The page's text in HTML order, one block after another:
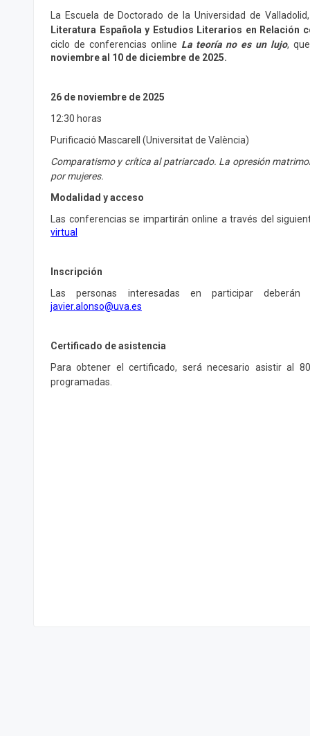
La Escuela de Doctorado de la Universidad de
Literatura Española y Estudios Literarios en Relación
ciclo de conferencias online La teoría no es un lujo,
noviembre al 10 de diciembre de 2025.
26 de noviembre de 2025
12:30 horas
Purificació Mascarell (Universitat de València)
Comparatismo y crítica al patriarcado. La opresión
por mujeres.
Modalidad y acceso
Las conferencias se impartirán online a través del
virtual
Inscripción
Las personas interesadas en participar
javier.alonso@uva.es
Certificado de asistencia
Para obtener el certificado, será necesario asistir al
programadas.